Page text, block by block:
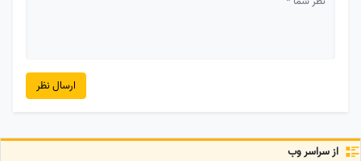
ارسال نظر
از سراسر وب